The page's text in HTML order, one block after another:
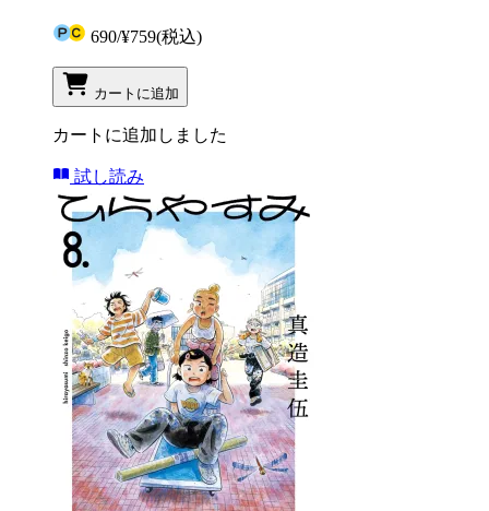
690/¥759(税込)
カートに追加
カートに追加しました
試し読み